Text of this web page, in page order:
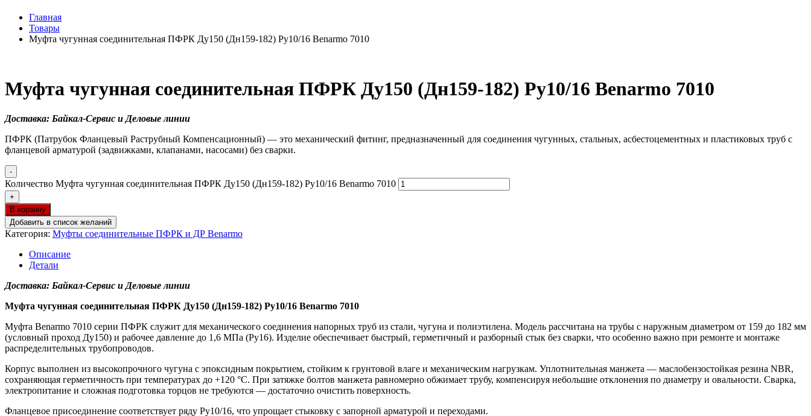
Главная
Товары
Муфта чугунная соединительная ПФРК Ду150 (Дн159-182) Ру10/16 Benarmo 7010
Муфта чугунная соединительная ПФРК Ду150 (Дн159-182) Ру10/16 Benarmo 7010
Доставка: Байкал-Сервис и Деловые линии
ПФРК (Патрубок Фланцевый Раструбный Компенсационный) — это механический фитинг, предназначенный для соединения чугунных, стальных, асбестоцементных и пластиковых труб с
фланцевой арматурой (задвижками, клапанами, насосами) без сварки.
-
Количество Муфта чугунная соединительная ПФРК Ду150 (Дн159-182) Ру10/16 Benarmo 7010
+
В корзину
Добавить в список желаний
Категория: Муфты соединительные ПФРК и ДР Benarmo
Описание
Детали
Доставка: Байкал-Сервис и Деловые линии
Муфта чугунная соединительная ПФРК Ду150 (Дн159-182) Ру10/16 Benarmo 7010
Муфта Benarmo 7010 серии ПФРК служит для механического соединения напорных труб из стали, чугуна и полиэтилена. Модель рассчитана на трубы с наружным диаметром от 159 до 182 мм
(условный проход Ду150) и рабочее давление до 1,6 МПа (Ру16). Изделие обеспечивает быстрый, герметичный и разборный стык без сварки, что особенно важно при ремонте и монтаже
распределительных трубопроводов.
Корпус выполнен из высокопрочного чугуна с эпоксидным покрытием, стойким к грунтовой влаге и механическим нагрузкам. Уплотнительная манжета — маслобензостойкая резина NBR,
сохраняющая герметичность при температурах до +120 °C. При затяжке болтов манжета равномерно обжимает трубу, компенсируя небольшие отклонения по диаметру и овальности. Сварка,
электропитание и сложная подготовка торцов не требуются — достаточно очистить поверхность.
Фланцевое присоединение соответствует ряду Ру10/16, что упрощает стыковку с запорной арматурой и переходами.